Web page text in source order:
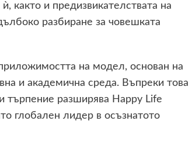
както и предизвикателствата на
разбиране за човешката
на модел, основан на
и академична среда. Въпреки това
търпение разширява Happy Life
глобален лидер в осъзнатото